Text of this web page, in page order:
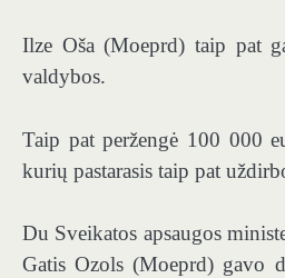
Ilze Oša (Moeprd) taip pat
valdybos.
Taip pat peržengė 100 000
kurių pastarasis taip pat
Du Sveikatos apsaugos
Gatis Ozols (Moeprd) gavo